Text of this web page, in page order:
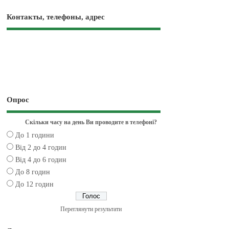
Контакты, телефоны, адрес
Опрос
Скільки часу на день Ви проводите в телефоні?
До 1 години
Від 2 до 4 годин
Від 4 до 6 годин
До 8 годин
До 12 годин
Переглянути результати